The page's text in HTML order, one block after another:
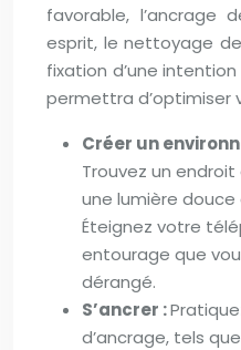
favorable,
esprit, le nettoyage
fixation d’une
permettra d’optimiser
Créer un
Trouvez un
une lumière
Éteignez votre
entourage que
dérangé.
S’ancrer :
d’ancrage, tels